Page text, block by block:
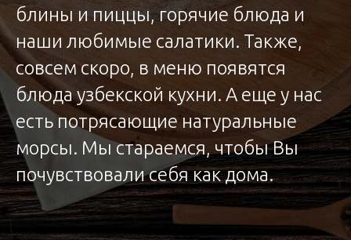
блины и пиццы, горячие блюда и
наши любимые салатики. Также,
совсем скоро, в меню появятся
блюда узбекской кухни. А еще у нас
есть потрясающие натуральные
морсы. Мы стараемся, чтобы Вы
почувствовали себя как дома.